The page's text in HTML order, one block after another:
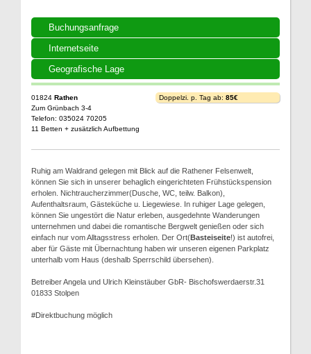
Buchungsanfrage
Internetseite
Geografische Lage
01824 Rathen
Zum Grünbach 3-4
Telefon: 035024 70205
11 Betten + zusätzlich Aufbettung
Doppelzi. p. Tag ab: 85€
Ruhig am Waldrand gelegen mit Blick auf die Rathener Felsenwelt,
können Sie sich in unserer behaglich eingerichteten Frühstückspension
erholen. Nichtraucherzimmer(Dusche, WC, teilw. Balkon),
Aufenthaltsraum, Gästeküche u. Liegewiese. In ruhiger Lage gelegen,
können Sie ungestört die Natur erleben, ausgedehnte Wanderungen
unternehmen und dabei die romantische Bergwelt genießen oder sich
einfach nur vom Alltagsstress erholen. Der Ort(Basteiseite!) ist autofrei,
aber für Gäste mit Übernachtung haben wir unseren eigenen Parkplatz
unterhalb vom Haus (deshalb Sperrschild übersehen).
Betreiber Angela und Ulrich Kleinstäuber GbR- Bischofswerdaerstr.31
01833 Stolpen
#Direktbuchung möglich